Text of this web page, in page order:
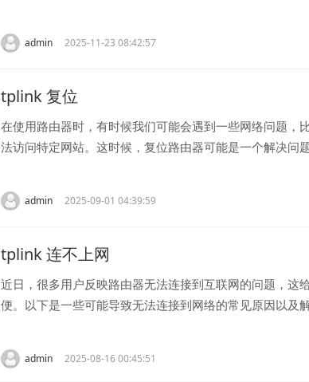
admin 2025-11-23 08:42:57
tplink 复位
在使用路由器时，有时候我们可能会遇到一些网络问题，
法访问特定网站。这时候，复位路由器可能是一个解决问
admin 2025-09-01 04:39:59
tplink 连不上网
近日，很多用户反映路由器无法连接到互联网的问题，这
便。以下是一些可能导致无法连接到网络的常见原因以及
admin 2025-08-16 00:45:51